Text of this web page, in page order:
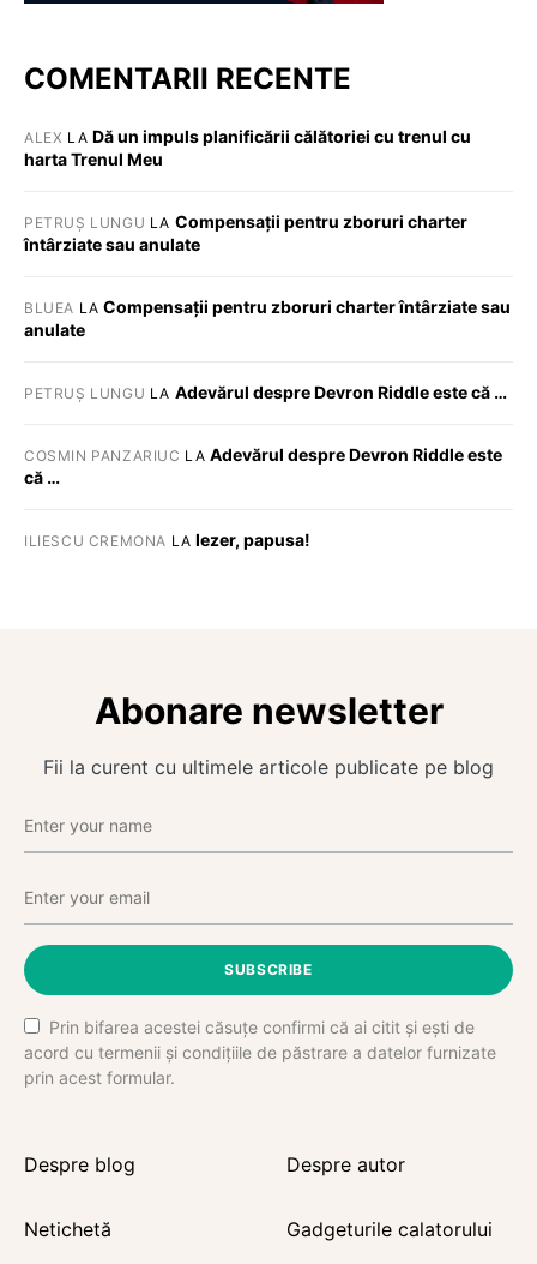
COMENTARII RECENTE
ALEX LA Dă un impuls planificării călătoriei cu trenul cu
harta Trenul Meu
PETRUȘ LUNGU LA Compensații pentru zboruri charter
întârziate sau anulate
BLUEA LACompensații pentru zboruri charter întârziate sau
anulate
PETRUȘ LUNGU LA Adevărul despre Devron Riddle este că …
COSMIN PANZARIUC LA Adevărul despre Devron Riddle este
că …
ILIESCU CREMONA LA Iezer, papusa!
Abonare newsletter
Fii la curent cu ultimele articole publicate pe blog
SUBSCRIBE
Prin bifarea acestei căsuțe confirmi că ai citit și ești de
acord cu termenii și condițiile de păstrare a datelor furnizate
prin acest formular.
Despre blog Despre autor
Netichetă Gadgeturile calatorului